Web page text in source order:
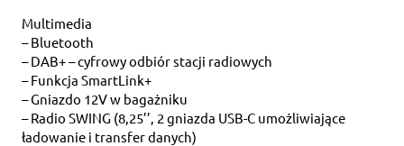
Multimedia
– Bluetooth
– DAB+ – cyfrowy odbiór stacji radiowych
– Funkcja SmartLink+
– Gniazdo 12V w bagażniku
– Radio SWING (8,25’’, 2 gniazda USB-C umożliwiające
ładowanie i transfer danych)